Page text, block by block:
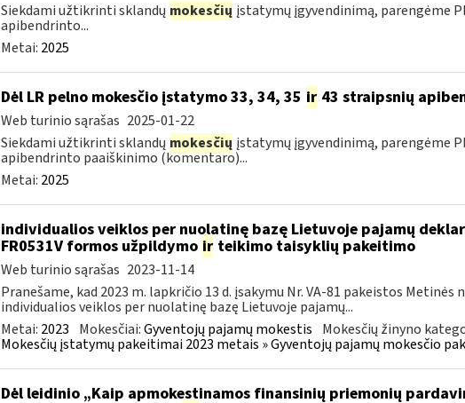
Siekdami užtikrinti sklandų mokesčių įstatymų įgyvendinimą, parengėme
apibendrinto...
Metai: 2025
Dėl LR pelno mokesčio įstatymo 33, 34, 35 ir43 straipsnių
Web turinio sąrašas 2025-01-22
Siekdami užtikrinti sklandų mokesčių įstatymų įgyvendinimą, parengėme
apibendrinto paaiškinimo (komentaro)...
Metai: 2025
individualios veiklos per nuolatinę bazę Lietuvoje pajamų
FR0531V formos užpildymo irteikimo taisyklių pakeitimo
Web turinio sąrašas 2023-11-14
Pranešame, kad 2023 m. lapkričio 13 d. įsakymu Nr. VA-81 pakeistos
individualios veiklos per nuolatinę bazę Lietuvoje pajamų...
Metai: 2023 Mokesčiai:Gyventojų pajamų mokestis Mokesčių žinyno
Mokesčių įstatymų pakeitimai 2023 metais » Gyventojų pajamų mokesčio
Dėl leidinio „Kaip apmokestinamos finansinių priemonių